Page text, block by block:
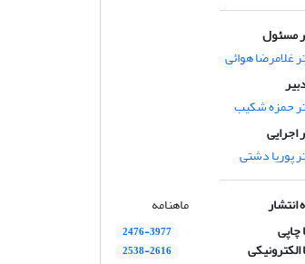
مسئول
غلامرضا هوائی
حمزه شکیب
اجرایی
پوریا دشتی
انتشار
ماهنامه
چاپی
2476-3977
الکترونیکی 2538-2616